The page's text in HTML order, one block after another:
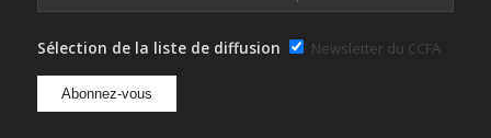
Sélection de la liste de diffusion Newsletter du CCFA